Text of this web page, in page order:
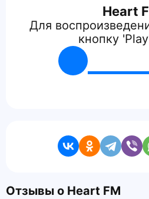
Heart
Для
кнопку
Отзывы о Heart FM